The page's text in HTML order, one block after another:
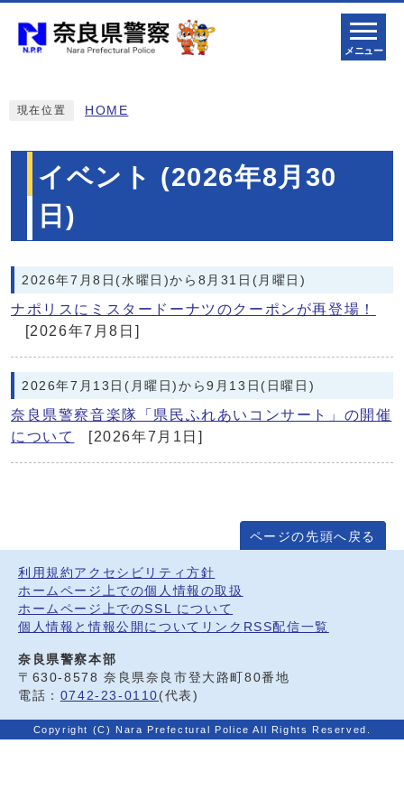
メニュー
現在位置 HOME
イベント (2026年8月30
日)
2026年7月8日(水曜日)から8月31日(月曜日)
ナポリスにミスタードーナツのクーポンが再登場！
[2026年7月8日]
2026年7月13日(月曜日)から9月13日(日曜日)
奈良県警察音楽隊「県民ふれあいコンサート」の開催
について
[2026年7月1日]
ページの先頭へ戻る
利用規約 アクセシビリティ方針
ホームページ上での個人情報の取扱
ホームページ上でのSSL について
個人情報と情報公開について リンク RSS配信一覧
奈良県警察本部
〒630-8578 奈良県奈良市登大路町80番地
電話： 0742-23-0110 (代表)
Copyright (C) Nara Prefectural Police All Rights Reserved.